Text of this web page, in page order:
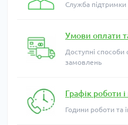
Служба підтримки
Умови оплати
Доступні способи
замовлень
Графік роботи
Години роботи та